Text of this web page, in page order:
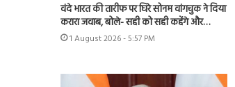
वंदे भारत की तारीफ पर घिरे सोनम वांगचुक ने दिया
करारा जवाब, बोले- सही को सही कहेंगे और…
1 August 2026 - 5:57 PM